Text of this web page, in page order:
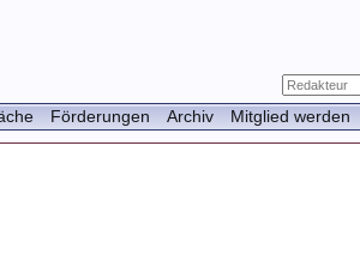
Förderungen Archiv Mitglied werden